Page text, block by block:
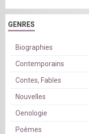
GENRES
Biographies
Contemporains
Contes, Fables
Nouvelles
Oenologie
Poèmes